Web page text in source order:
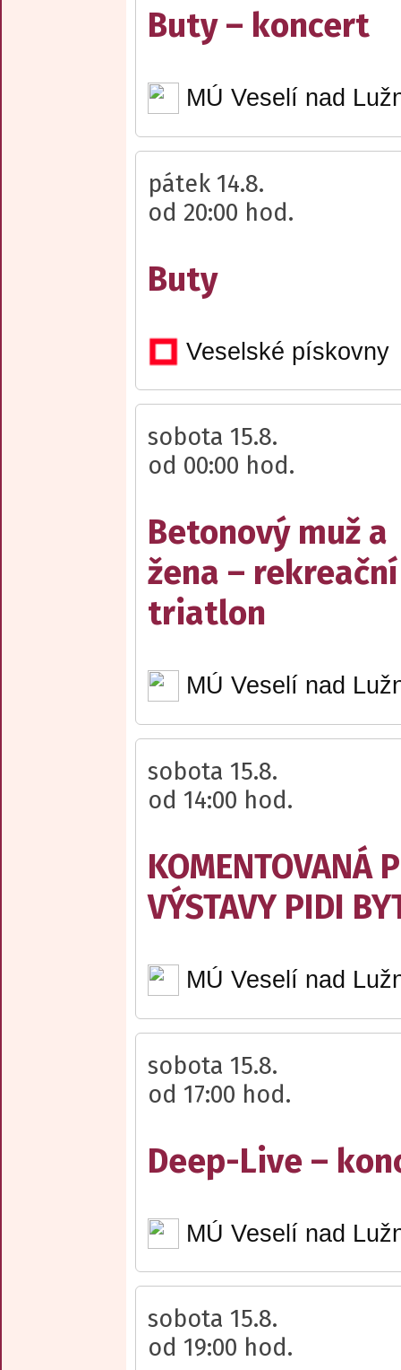
Buty – koncert
MÚ Veselí nad
pátek 14.8.
od 20:00 hod.
Buty
Veselské pískovny
sobota 15.8.
od 00:00 hod.
Betonový muž a
žena – rekreační
triatlon
MÚ Veselí nad
sobota 15.8.
od 14:00 hod.
KOMENTOVANÁ
VÝSTAVY PIDI
MÚ Veselí nad
sobota 15.8.
od 17:00 hod.
Deep-Live –
MÚ Veselí nad
sobota 15.8.
od 19:00 hod.